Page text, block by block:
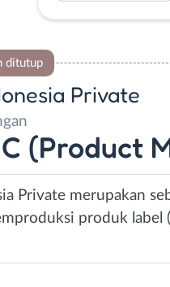
ditutup
Private
(Product
Private merupakan
produk label